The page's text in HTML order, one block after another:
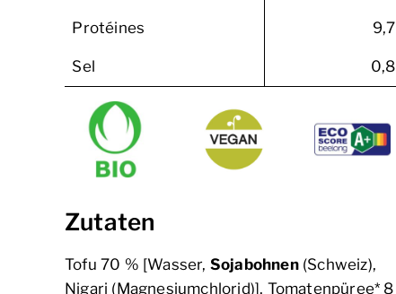
Protéines 9,7
Sel 0,8
Zutaten
Tofu 70 % [Wasser, Sojabohnen(Schweiz),
Nigari (Magnesiumchlorid)], Tomatenpüree* 8